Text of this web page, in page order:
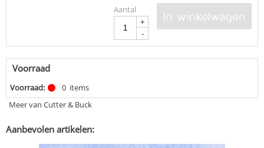
Aantal
+
-
In winkelwagen
Voorraad
Voorraad: 0 items
Meer van Cutter & Buck
Aanbevolen artikelen: